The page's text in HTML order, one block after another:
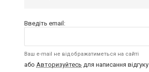
Введіть email:
Ваш e-mail не відображатиметься на сайті
або Авторизуйтесь для написання відгуку